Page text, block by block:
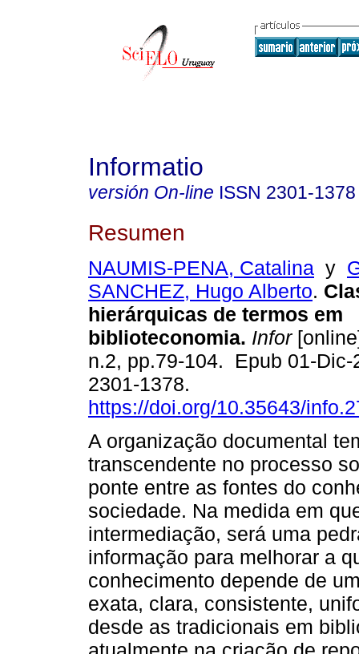
Informatio
versión On-line ISSN 2301-1378
Resumen
NAUMIS-PENA, Catalina y
SANCHEZ, Hugo Alberto.
hierárquicas de termos em
biblioteconomia. Infor
n.2, pp.79-104. Epub 01-Dic-
2301-1378.
https://doi.org/10.35643/
A organização documental
transcendente no processo
ponte entre as fontes do
sociedade. Na medida em
intermediação, será uma
informação para melhorar a
conhecimento depende de
exata, clara, consistente,
desde as tradicionais em